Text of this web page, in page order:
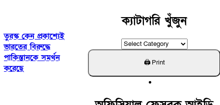
তুরস্ক কেন প্রকাশ্যেই
ভারতের বিরুদ্ধে
পাকিস্তানকে সমর্থন
করেছে
ক্যাটাগরি খুঁজুন
ক্যাটাগরি
খুঁজুন